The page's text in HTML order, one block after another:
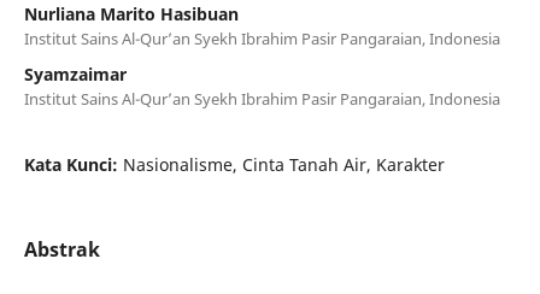
Nurliana Marito Hasibuan
Institut Sains Al-Qur’an Syekh Ibrahim Pasir Pangaraian, Indonesia
Syamzaimar
Institut Sains Al-Qur’an Syekh Ibrahim Pasir Pangaraian, Indonesia
Kata Kunci: Nasionalisme, Cinta Tanah Air, Karakter
Abstrak